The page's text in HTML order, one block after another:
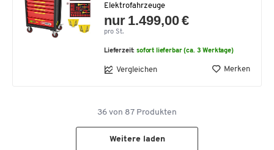
Elektrofahrzeuge
nur 1.499,00 €
pro St.
Lieferzeit:sofort lieferbar (ca. 3 Werktage)
Vergleichen Merken
36 von 87 Produkten
Weitere laden